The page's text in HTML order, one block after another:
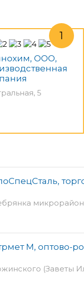
ООО,
5
М, оптово-
(Заветы